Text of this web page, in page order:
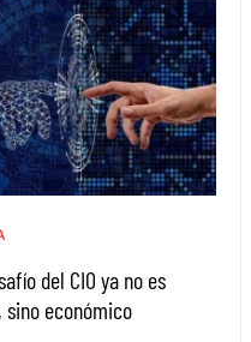
del CIO ya no es
económico